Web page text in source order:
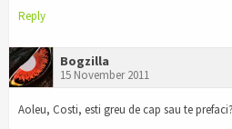
Reply
Bogzilla
15 November 2011
Aoleu, Costi, esti greu de cap sau te